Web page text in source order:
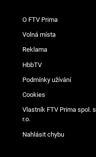
O FTV Prima
Volná místa
Reklama
HbbTV
Podmínky užívání
Cookies
Vlastník FTV Prima spol. s
r.o.
Nahlásit chybu